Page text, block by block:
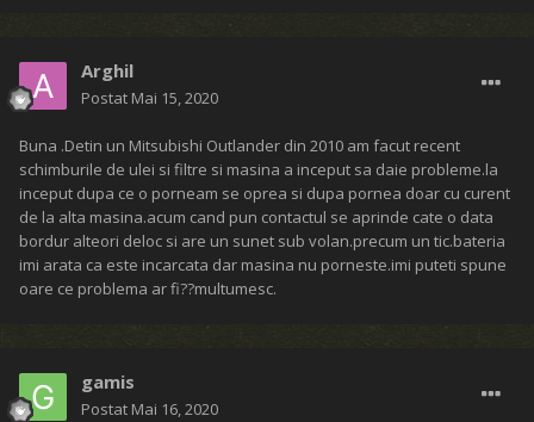
Arghil
Postat Mai 15, 2020
Buna .Detin un Mitsubishi Outlander din 2010 am facut recent
schimburile de ulei si filtre si masina a inceput sa daie probleme.la
inceput dupa ce o porneam se oprea si dupa pornea doar cu curent
de la alta masina.acum cand pun contactul se aprinde cate o data
bordur alteori deloc si are un sunet sub volan.precum un tic.bateria
imi arata ca este incarcata dar masina nu porneste.imi puteti spune
oare ce problema ar fi??multumesc.
gamis
Postat Mai 16, 2020